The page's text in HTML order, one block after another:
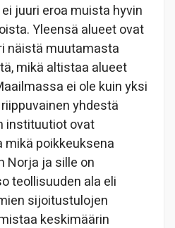
juuri eroa muista hyvin
Yleensä alueet ovat
näistä muutamasta
mikä altistaa alueet
ei ole kuin yksi
yhdestä
instituutiot ovat
mikä poikkeuksena
Norja ja sille on
teollisuuden ala eli
sijoitustulojen
keskimäärin